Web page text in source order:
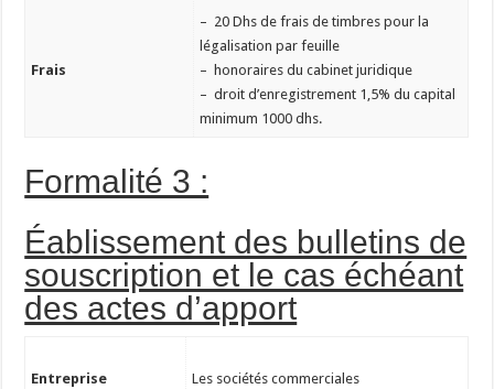
Frais
– 20 Dhs de frais de timbres pour la
légalisation par feuille
– honoraires du cabinet juridique
– droit d’enregistrement 1,5% du capital
minimum 1000 dhs.
Formalité 3 :
Éablissement des bulletins de
souscription et le cas échéant
des actes d’apport
Entreprise
Les sociétés commerciales